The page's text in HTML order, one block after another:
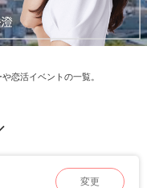
恋活イベントの一覧。
変更